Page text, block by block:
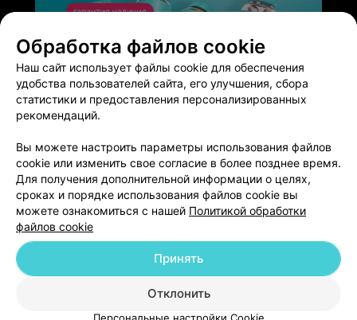
ЭФФЕКТИВНАЯ РЕКЛАМА НА САЙТЕ
Добавить компанию
Добавить специалиста
Новости проекта
Размещение рекламы
Обработка файлов cookie
Наш сайт использует файлы cookie для обеспечения
удобства пользователей сайта, его улучшения, сбора
статистики и предоставления персонализированных
рекомендаций.
Вы можете настроить параметры использования файлов
cookie или изменить свое согласие в более позднее время.
Для получения дополнительной информации о целях,
сроках и порядке использования файлов cookie вы
можете ознакомиться с нашей Политикой обработки
файлов cookie
Отклонить
Принять